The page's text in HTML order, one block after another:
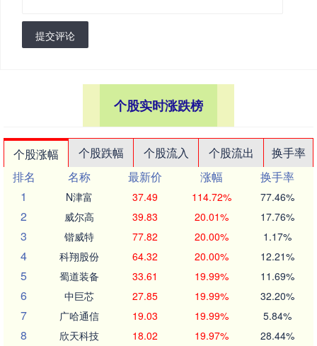
提交评论
个股实时涨跌榜
个股涨幅 个股跌幅 个股流入 个股流出
换手率
排名
名称 最新价 涨幅
换手率
1
N津富 37.49 114.72% 77.46%
2 威尔高 39.83 20.01% 17.76%
3 锴威特 77.82 20.00% 1.17%
4 科翔股份 64.32 20.00% 12.21%
5 蜀道装备 33.61 19.99% 11.69%
6 中巨芯 27.85 19.99% 32.20%
7 广哈通信 19.03 19.99% 5.84%
8 欣天科技 18.02 19.97% 28.44%